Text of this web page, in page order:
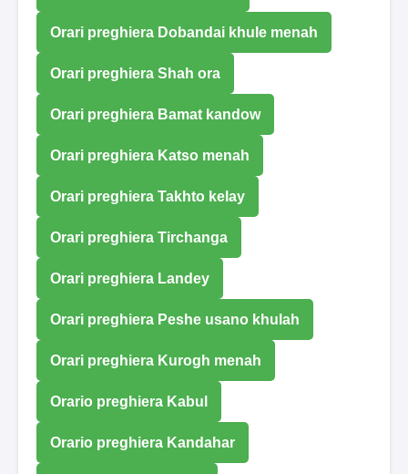
Orari preghiera Dobandai khule menah
Orari preghiera Shah ora
Orari preghiera Bamat kandow
Orari preghiera Katso menah
Orari preghiera Takhto kelay
Orari preghiera Tirchanga
Orari preghiera Landey
Orari preghiera Peshe usano khulah
Orari preghiera Kurogh menah
Orario preghiera Kabul
Orario preghiera Kandahar